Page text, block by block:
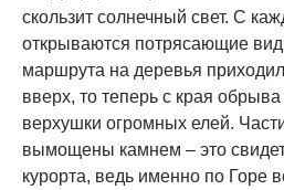
скользит солнечный свет. С
открываются потрясающие
маршрута на деревья
вверх, то теперь с края
верхушки огромных елей.
вымощены камнем – это
курорта, ведь именно по Горе